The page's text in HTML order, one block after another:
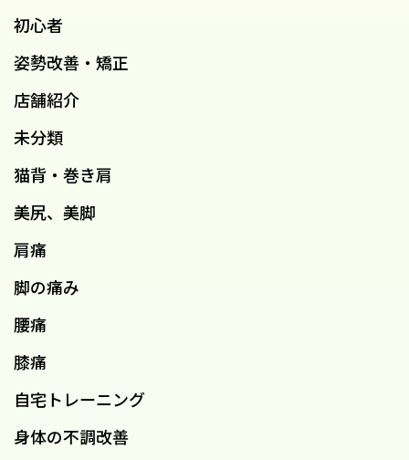
初心者
姿勢改善・矯正
店舗紹介
未分類
猫背・巻き肩
美尻、美脚
肩痛
脚の痛み
腰痛
膝痛
自宅トレーニング
身体の不調改善